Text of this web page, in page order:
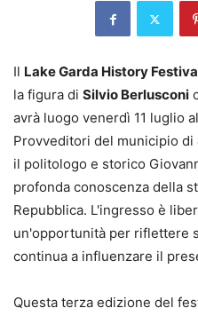
Il Lake Garda History
la figura di Silvio Berlusconi
avrà luogo venerdì 11 luglio
Provveditori del municipio di
il politologo e storico
profonda conoscenza della
Repubblica. L'ingresso è
un'opportunità per riflettere
continua a influenzare il
Questa terza edizione del